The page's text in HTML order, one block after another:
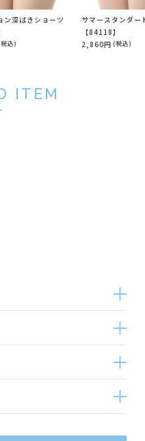
ン深ばきショーツ
込)
サマースタンダー
【84118】
2,860円 (税込)
ITEM